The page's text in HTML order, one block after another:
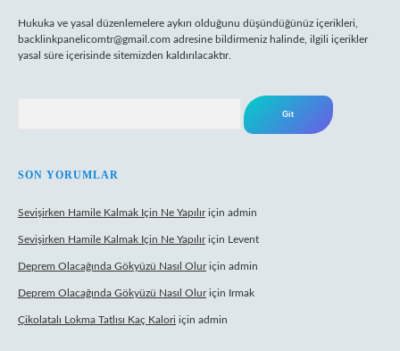
Hukuka ve yasal düzenlemelere aykırı olduğunu düşündüğünüz içerikleri,
backlinkpanelicomtr@gmail.com adresine bildirmeniz halinde, ilgili içerikler
yasal süre içerisinde sitemizden kaldırılacaktır.
SON YORUMLAR
Sevişirken Hamile Kalmak Için Ne Yapılıriçin admin
Sevişirken Hamile Kalmak Için Ne Yapılıriçin Levent
Deprem Olacağında Gökyüzü Nasıl Oluriçin admin
Deprem Olacağında Gökyüzü Nasıl Oluriçin Irmak
Çikolatalı Lokma Tatlısı Kaç Kalori için admin